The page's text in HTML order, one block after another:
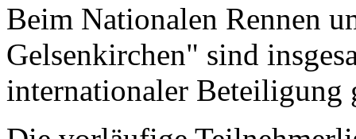
Beim Nationalen Rennen
Gelsenkirchen" sind
internationaler Beteiligung